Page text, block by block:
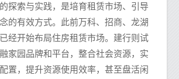
探索与实践，是培育租赁市场、引导
的有效方式。此前万科、招商、龙湖
经开始布局住房租赁市场。建行则试
家园品牌和平台，整合社会资源，实
置，提升资源使用效率，甚至盘活闲